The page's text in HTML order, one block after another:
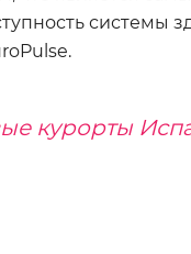
системы
курорты